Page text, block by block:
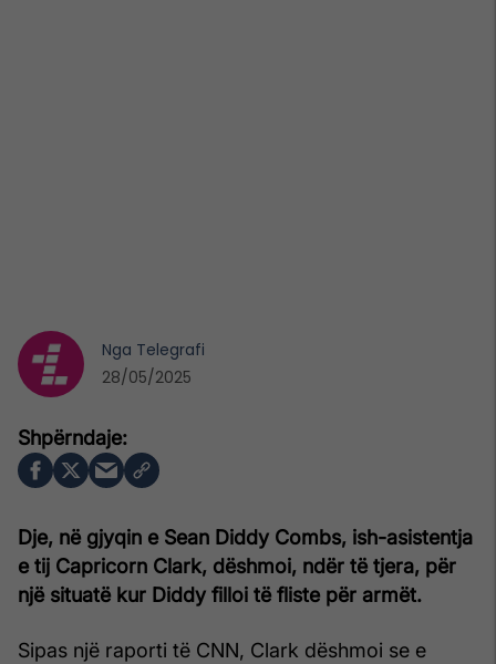
Dje, në gjyqin e Sean Diddy Combs, ish-asistentja
e tij Capricorn Clark, dëshmoi, ndër të tjera, për
një situatë kur Diddy filloi të fliste për armët.
Sipas një raporti të CNN, Clark dëshmoi se e
Nga Telegrafi
28/05/2025